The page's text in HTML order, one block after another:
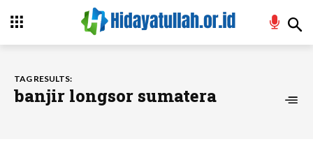
TAG RESULTS:
banjir longsor sumatera